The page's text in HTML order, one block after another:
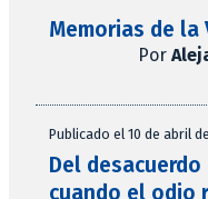
Memorias de la
Por
Publicado el 10 de abril
Del
cuando el odio